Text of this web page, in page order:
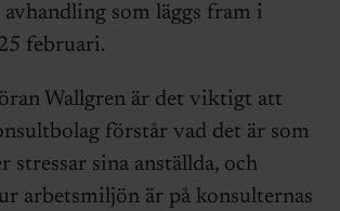
som läggs fram i
februari.
Wallgren är det viktigt att
förstår vad det är som
stressar sina anställda, och
arbetsmiljön är på konsulternas